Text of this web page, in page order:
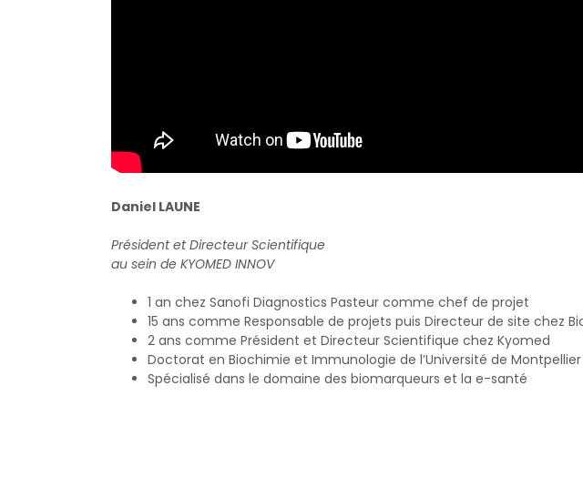
Daniel LAUNE
Président et Directeur Scientifique
au sein de KYOMED INNOV
1 an chez Sanofi Diagnostics Pasteur comme chef de projet
15 ans comme Responsable de projets puis Directeur de site chez
2 ans comme Président et Directeur Scientifique chez Kyomed
Doctorat en Biochimie et Immunologie de l’Université de Montpellier
Spécialisé dans le domaine des biomarqueurs et la e-santé